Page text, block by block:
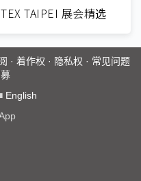
TAIPEI 展会精选
· 着作权 · 隐私权 · 常见问题
English